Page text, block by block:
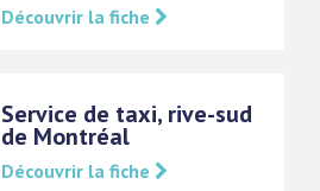
Découvrir la fiche
Service de taxi, rive-sud
de Montréal
Découvrir la fiche